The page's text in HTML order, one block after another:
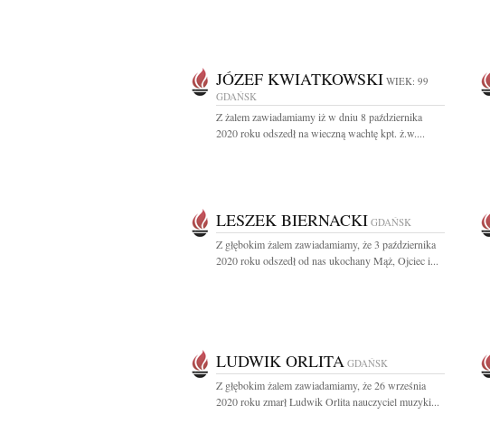
JÓZEF KWIATKOWSKI WIEK: 99
GDAŃSK
Z żalem zawiadamiamy iż w dniu 8 października
2020 roku odszedł na wieczną wachtę kpt. ż.w....
LESZEK BIERNACKI GDAŃSK
Z głębokim żalem zawiadamiamy, że 3 października
2020 roku odszedł od nas ukochany Mąż, Ojciec i...
LUDWIK ORLITA GDAŃSK
Z głębokim żalem zawiadamiamy, że 26 września
2020 roku zmarł Ludwik Orlita nauczyciel muzyki...